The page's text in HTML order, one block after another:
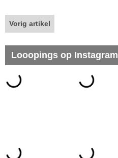
Vorig artikel
Looopings op Instagram